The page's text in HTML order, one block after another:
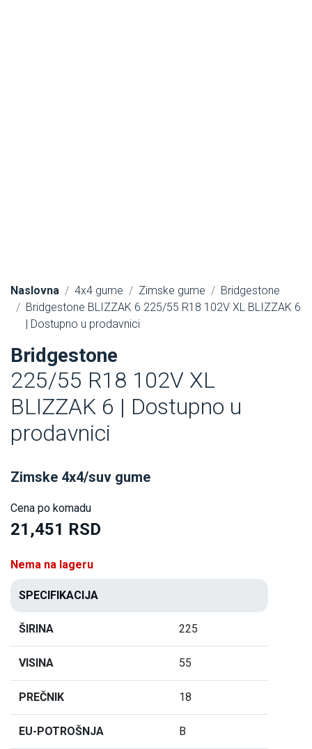
Naslovna 4x4 gume Zimske gume
Bridgestone
Bridgestone BLIZZAK 6 225/55 R18 102V XL BLIZZAK 6
| Dostupno u prodavnici
Bridgestone
225/55 R18 102V XL
BLIZZAK 6 | Dostupno u
prodavnici
Zimske 4x4/suv gume
Cena po komadu
21,451 RSD
Nema na lageru
SPECIFIKACIJA
ŠIRINA 225
VISINA 55
PREČNIK 18
EU-POTROŠNJA B